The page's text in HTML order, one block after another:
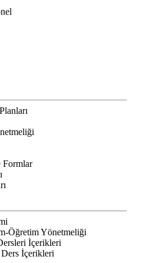
Formlar
Öğretim Yönetmeliği
İçerikleri
İçerikleri